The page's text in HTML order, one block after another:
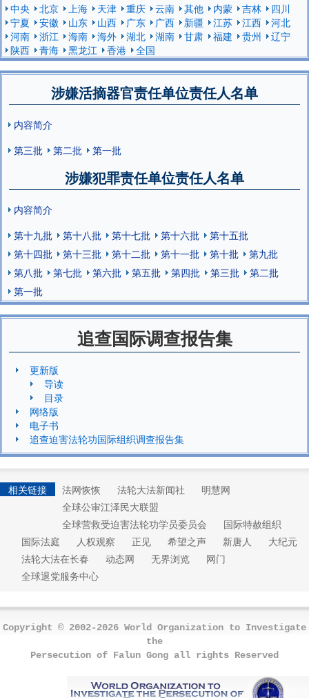
中央 北京 上海 天津 重庆 云南 其他 内蒙 吉林
四川
宁夏
安徽 山东 山西 广东 广西 新疆 江苏 江西
河北
河南
浙江 海南 海外 湖北 湖南 甘肃 福建 贵州
辽宁
陕西
青海 黑龙江 香港 全国
涉嫌活摘器官责任单位责任人名单
内容简介
第三批
第二批 第一批
涉嫌犯罪责任单位责任人名单
内容简介
第十九批
第十八批 第十七批 第十六批
第十五批
第十四批
第十三批 第十二批 第十一批 第十批
第九批
第八批
第七批 第六批 第五批 第四批 第三批
第二批
第一批
追查国际调查报告集
更新版
导读
目录
网络版
电子书
追查迫害法轮功国际组织调查报告集
相关链接 法网恢恢 法轮大法新闻社
明慧网
全球公审江泽民大联盟
全球营救受迫害法轮功学员委员会
国际特赦组织
国际法庭
人权观察 正见 希望之声 新唐人
大纪元
法轮大法在长春
动态网 无界浏览
网门
全球退党服务中心
Copyright © 2002-2026 World Organization to Investigate
the
Persecution of Falun Gong all rights Reserved